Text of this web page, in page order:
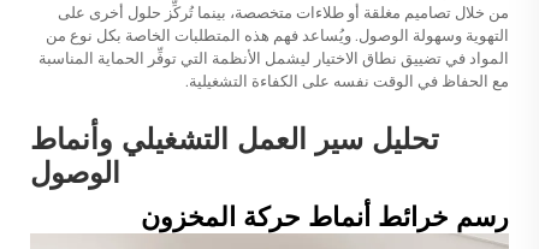
من خلال تصاميم مغلقة أو طلاءات متخصصة، بينما تُركِّز حلول أخرى على
التهوية وسهولة الوصول. ويُساعد فهم هذه المتطلبات الخاصة بكل نوع من
المواد في تضييق نطاق الاختيار ليشمل الأنظمة التي توفِّر الحماية المناسبة
مع الحفاظ في الوقت نفسه على الكفاءة التشغيلية.
تحليل سير العمل التشغيلي وأنماط
الوصول
رسم خرائط أنماط حركة المخزون